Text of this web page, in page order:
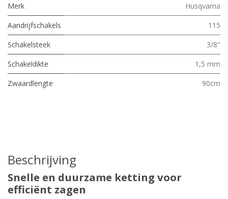
Merk
Husqvarna
Aandrijfschakels
115
Schakelsteek
3/8"
Schakeldikte
1,5 mm
Zwaardlengte
90cm
Beschrijving
Snelle en duurzame ketting voor
efficiënt zagen